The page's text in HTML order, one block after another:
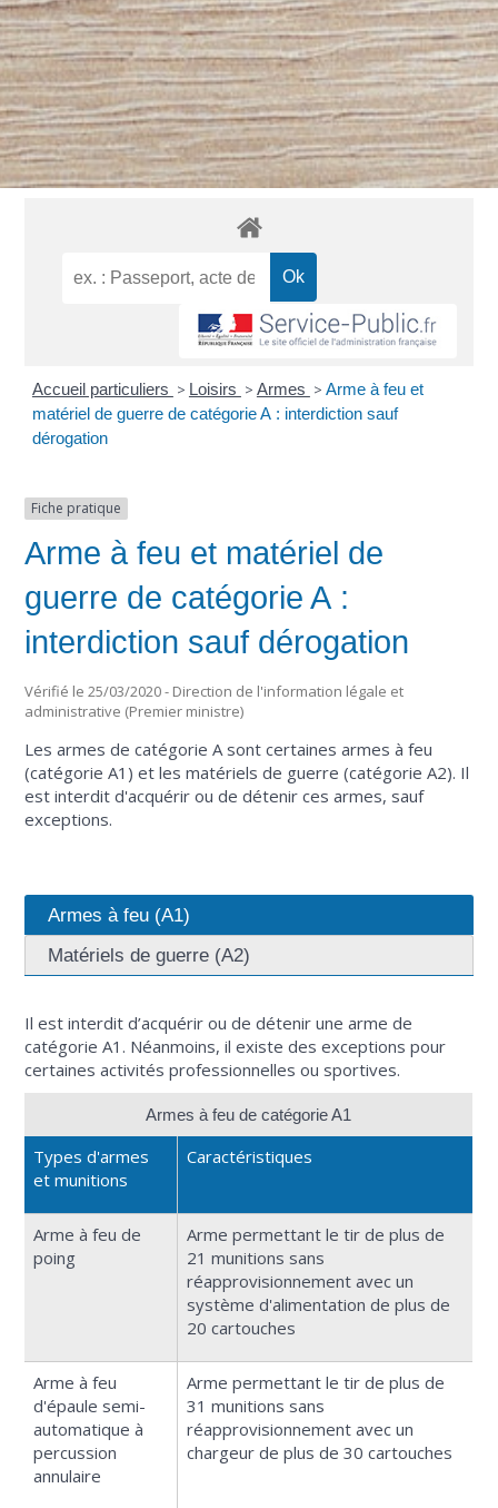
Accueil particuliers > Loisirs > Armes > Arme à feu et
matériel de guerre de catégorie A : interdiction sauf
dérogation
Fiche pratique
Arme à feu et matériel de
guerre de catégorie A :
interdiction sauf dérogation
Vérifié le 25/03/2020 - Direction de l'information légale et
administrative (Premier ministre)
Les armes de catégorie A sont certaines armes à feu
(catégorie A1) et les matériels de guerre (catégorie A2). Il
est interdit d'acquérir ou de détenir ces armes, sauf
exceptions.
Armes à feu (A1)
Matériels de guerre (A2)
Il est interdit d’acquérir ou de détenir une arme de
catégorie A1. Néanmoins, il existe des exceptions pour
certaines activités professionnelles ou sportives.
Armes à feu de catégorie A1
Types d'armes
et munitions
Caractéristiques
Arme à feu de
poing
Arme permettant le tir de plus de
21 munitions sans
réapprovisionnement avec un
système d'alimentation de plus de
20 cartouches
Arme à feu
d'épaule semi-
automatique à
percussion
annulaire
Arme permettant le tir de plus de
31 munitions sans
réapprovisionnement avec un
chargeur de plus de 30 cartouches